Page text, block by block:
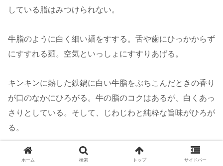
している脂はみつけられない。
牛脂のように白く細い麺をすする。舌や歯にひっかからず
にすすれる麺。空気といっしょにすすりあげる。
キンキンに熱した鉄鍋に白い牛脂をぶちこんだときの香り
が口のなかにひろがる。牛の脂のコクはあるが、白くあっ
さりとしている。そして、じわじわと純粋な旨味がひろが
る。
ラードには強烈さ濃厚さはゆずる、牛脂は。しかし、どこ
ホーム 検索 トップ サイドバー